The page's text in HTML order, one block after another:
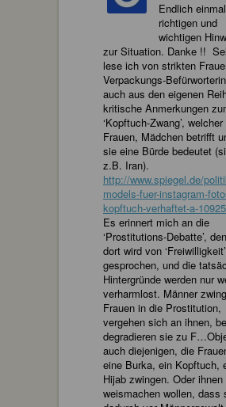
Endlich
richtigen und
wichtigen
zur Situation. Danke !!
lese ich von strikten
Verpackungs-
auch aus den eigenen
kritische Anmerkungen
‘Kopftuch-Zwang’,
Frauen, Mädchen betrifft
sie eine Bürde bedeutet
z.B. Iran).
http://www.spiegel.de/
models-fuer-instagram-
kopftuch-verhaftet-a-
Es erinnert mich an die
‘Prostitutions-Debatte’,
dort wird von ‘Freiwilligkeit’
gesprochen, und die
Hintergründe werden nur
verharmlost. Männer
Frauen in die Prostitution,
vergehen sich an ihnen,
degradieren sie zu
auch diejenigen, die
eine Burka, ein Kopftuch,
Hijab zwingen. Oder ihnen
weismachen wollen, dass